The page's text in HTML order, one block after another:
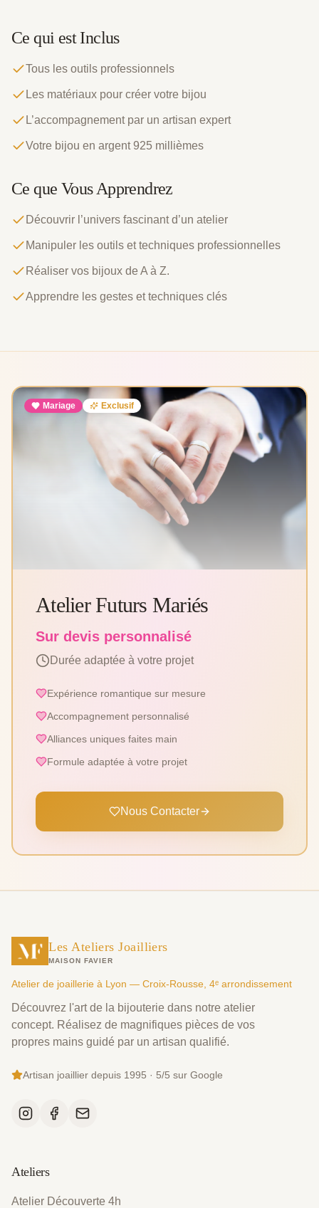
Ce qui est Inclus
Tous les outils professionnels
Les matériaux pour créer votre bijou
L’accompagnement par un artisan expert
Votre bijou en argent 925 millièmes
Ce que Vous Apprendrez
Découvrir l’univers fascinant d’un atelier
Manipuler les outils et techniques professionnelles
Réaliser vos bijoux de A à Z.
Apprendre les gestes et techniques clés
Mariage Exclusif
Atelier Futurs Mariés
Sur devis personnalisé
Durée adaptée à votre projet
Expérience romantique sur mesure
Accompagnement personnalisé
Alliances uniques faites main
Formule adaptée à votre projet
Nous Contacter
Les Ateliers Joailliers
MAISON FAVIER
Atelier de joaillerie à Lyon — Croix-Rousse, 4ᵉ arrondissement
Découvrez l'art de la bijouterie dans notre atelier
concept. Réalisez de magnifiques pièces de vos
propres mains guidé par un artisan qualifié.
Artisan joaillier depuis 1995 · 5/5 sur Google
Ateliers
Atelier Découverte 4h